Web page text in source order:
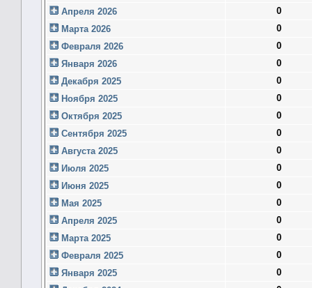
Апреля 2026
0
Марта 2026
0
Февраля 2026
0
Января 2026
0
Декабря 2025
0
Ноября 2025
0
Октября 2025
0
Сентября 2025
0
Августа 2025
0
Июля 2025
0
Июня 2025
0
Мая 2025
0
Апреля 2025
0
Марта 2025
0
Февраля 2025
0
Января 2025
0